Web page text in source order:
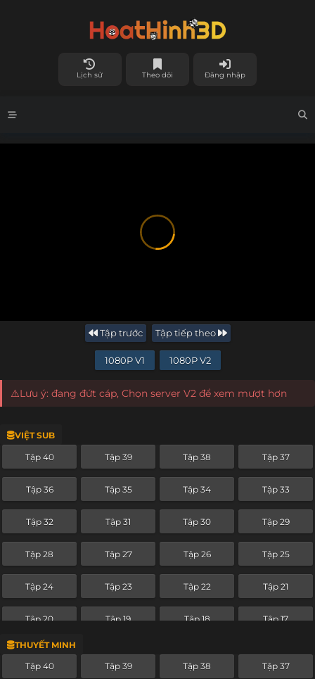
Lịch sử Theo dõi Đăng nhập
Tập trước Tập tiếp theo
1080P V1 1080P V2
⚠️Lưu ý: đang đứt cáp, Chọn server V2 để xem mượt hơn
VIỆT SUB
Tập 40 Tập 39 Tập 38 Tập 37
Tập 36 Tập 35 Tập 34 Tập 33
Tập 32 Tập 31 Tập 30 Tập 29
Tập 28 Tập 27 Tập 26 Tập 25
Tập 24 Tập 23 Tập 22 Tập 21
Tập 20 Tập 19 Tập 18 Tập 17
Tập 16
THUYẾT MINH
Tập 40 Tập 39 Tập 38 Tập 37